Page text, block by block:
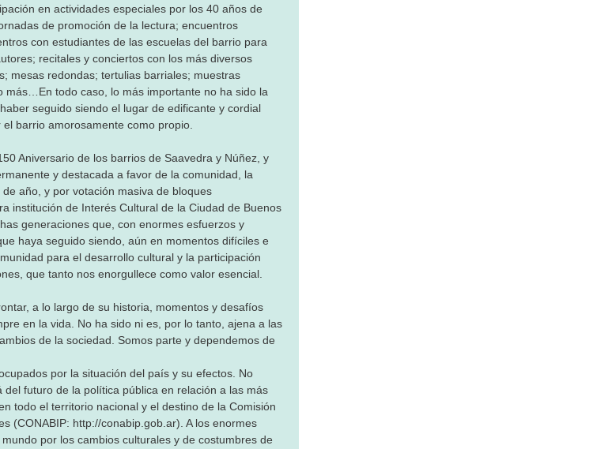
en actividades especiales por los 40 años de
de promoción de la lectura; encuentros
con estudiantes de las escuelas del barrio para
recitales y conciertos con los más diversos
mesas redondas; tertulias barriales; muestras
más…En todo caso, lo más importante no ha sido la
seguido siendo el lugar de edificante y cordial
barrio amorosamente como propio.
Aniversario de los barrios de Saavedra y Núñez, y
y destacada a favor de la comunidad, la
año, y por votación masiva de bloques
institución de Interés Cultural de la Ciudad de Buenos
generaciones que, con enormes esfuerzos y
haya seguido siendo, aún en momentos difíciles e
para el desarrollo cultural y la participación
que tanto nos enorgullece como valor esencial.
a lo largo de su historia, momentos y desafíos
en la vida. No ha sido ni es, por lo tanto, ajena a las
de la sociedad. Somos parte y dependemos de
por la situación del país y su efectos. No
futuro de la política pública en relación a las más
todo el territorio nacional y el destino de la Comisión
(CONABIP: http://conabip.gob.ar). A los enormes
por los cambios culturales y de costumbres de